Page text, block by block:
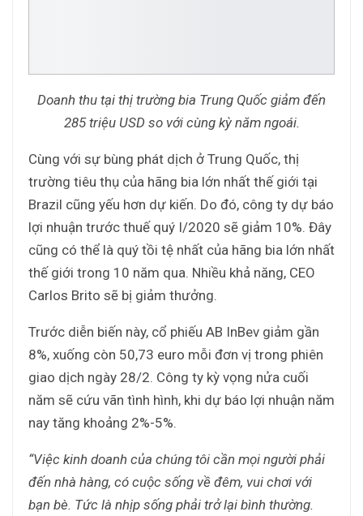
Doanh thu tại thị trường bia Trung Quốc giảm đến
285 triệu USD so với cùng kỳ năm ngoái.
Cùng với sự bùng phát dịch ở Trung Quốc, thị
trường tiêu thụ của hãng bia lớn nhất thế giới tại
Brazil cũng yếu hơn dự kiến. Do đó, công ty dự báo
lợi nhuận trước thuế quý I/2020 sẽ giảm 10%. Đây
cũng có thể là quý tồi tệ nhất của hãng bia lớn nhất
thế giới trong 10 năm qua. Nhiều khả năng, CEO
Carlos Brito sẽ bị giảm thưởng.
Trước diễn biến này, cổ phiếu AB InBev giảm gần
8%, xuống còn 50,73 euro mỗi đơn vị trong phiên
giao dịch ngày 28/2. Công ty kỳ vọng nửa cuối
năm sẽ cứu vãn tình hình, khi dự báo lợi nhuận năm
nay tăng khoảng 2%-5%.
“Việc kinh doanh của chúng tôi cần mọi người phải
đến nhà hàng, có cuộc sống về đêm, vui chơi với
bạn bè. Tức là nhịp sống phải trở lại bình thường.